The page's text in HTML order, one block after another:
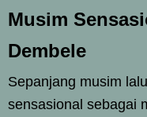
Musim
Dembele
Sepanjang musim
sensasional sebagai